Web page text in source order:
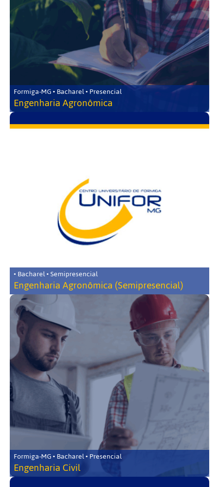
Formiga-MG • Bacharel • Presencial
Engenharia Agronômica
• Bacharel • Semipresencial
Engenharia Agronômica (Semipresencial)
Formiga-MG • Bacharel • Presencial
Engenharia Civil